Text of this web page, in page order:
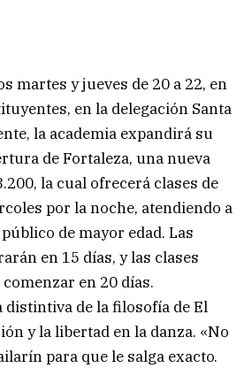
martes y jueves de 20 a 22, en
en la delegación Santa
la academia expandirá su
de Fortaleza, una nueva
la cual ofrecerá clases de
por la noche, atendiendo a
de mayor edad. Las
en 15 días, y las clases
en 20 días.
distintiva de la filosofía de El
y la libertad en la danza. «No
para que le salga exacto.